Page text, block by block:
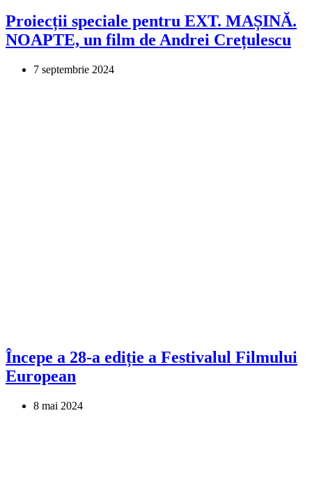
Proiecții speciale pentru EXT. MAȘINĂ.
NOAPTE, un film de Andrei Crețulescu
7 septembrie 2024
Începe a 28-a ediție a Festivalul Filmului
European
8 mai 2024